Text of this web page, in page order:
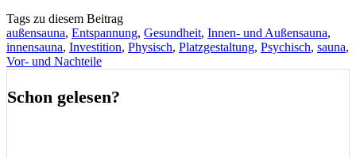
Tags zu diesem Beitrag
außensauna, Entspannung, Gesundheit, Innen- und Außensauna,
innensauna, Investition, Physisch, Platzgestaltung, Psychisch, sauna,
Vor- und Nachteile
Schon gelesen?